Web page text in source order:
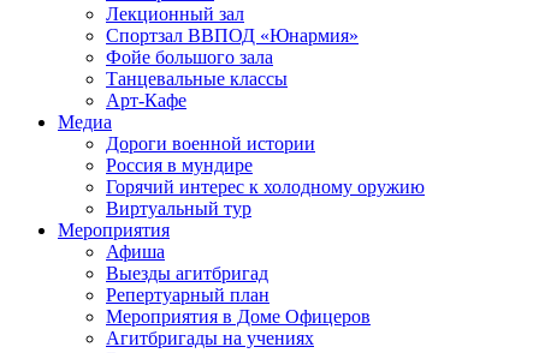
Лекционный зал
Cпортзал ВВПОД «Юнармия»
Фойе большого зала
Танцевальные классы
Арт-Кафе
Медиа
Дороги военной истории
Россия в мундире
Горячий интерес к холодному оружию
Виртуальный тур
Мероприятия
Афиша
Выезды агитбригад
Репертуарный план
Мероприятия в Доме Офицеров
Агитбригады на учениях